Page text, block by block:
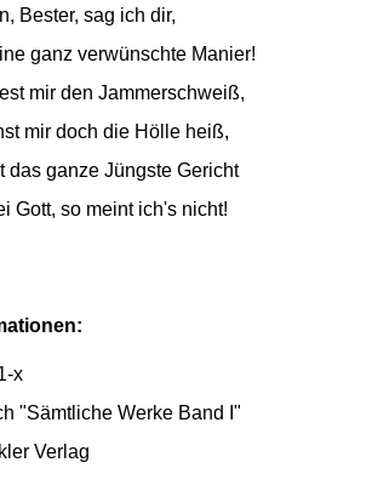
Bester, sag ich dir,
ganz verwünschte Manier!
mir den Jammerschweiß,
mir doch die Hölle heiß,
das ganze Jüngste Gericht
Gott, so meint ich's nicht!
x
"Sämtliche Werke Band I"
Verlag